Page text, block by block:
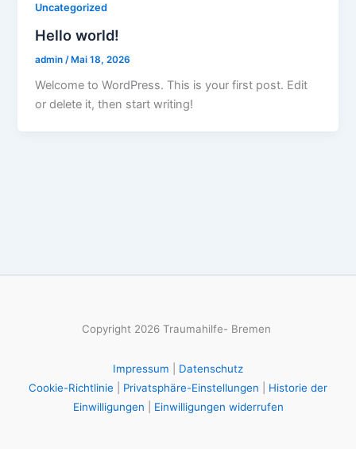
Uncategorized
Hello world!
admin /Mai 18, 2026
Welcome to WordPress. This is your first post. Edit
or delete it, then start writing!
Copyright 2026 Traumahilfe- Bremen
Impressum
Datenschutz
Cookie-Richtlinie
Privatsphäre-Einstellungen
Historie der
Einwilligungen
Einwilligungen widerrufen